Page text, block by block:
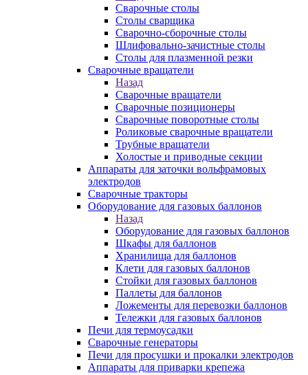
Сварочные столы
Столы сварщика
Сварочно-сборочные столы
Шлифовально-зачистные столы
Столы для плазменной резки
Сварочные вращатели
Назад
Сварочные вращатели
Сварочные позиционеры
Сварочные поворотные столы
Роликовые сварочные вращатели
Трубные вращатели
Холостые и приводные секции
Аппараты для заточки вольфрамовых
электродов
Сварочные тракторы
Оборудование для газовых баллонов
Назад
Оборудование для газовых баллонов
Шкафы для баллонов
Хранилища для баллонов
Клети для газовых баллонов
Стойки для газовых баллонов
Паллеты для баллонов
Ложементы для перевозки баллонов
Тележки для газовых баллонов
Печи для термоусадки
Сварочные генераторы
Печи для просушки и прокалки электродов
Аппараты для приварки крепежа